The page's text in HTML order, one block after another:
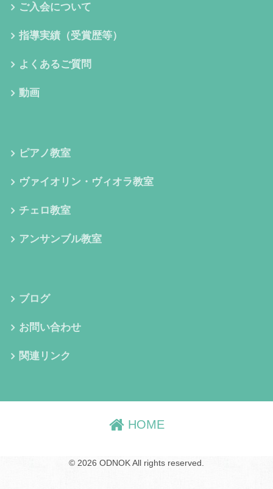
ご入会について
指導実績（受賞歴等）
よくあるご質問
動画
ピアノ教室
ヴァイオリン・ヴィオラ教室
チェロ教室
アンサンブル教室
ブログ
お問い合わせ
関連リンク
HOME
© 2026 ODNOK All rights reserved.